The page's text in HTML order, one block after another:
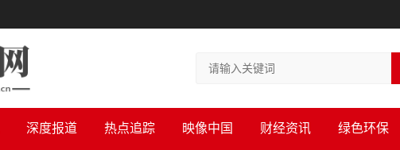
深度报道 热点追踪 映像中国 财经资讯 绿色环保